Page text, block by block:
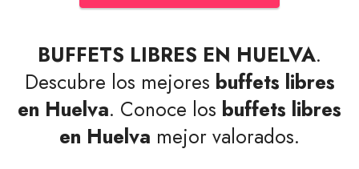
BUFFETS LIBRES EN HUELVA.
Descubre los mejores buffets libres
en Huelva. Conoce los buffets libres
en Huelva mejor valorados.